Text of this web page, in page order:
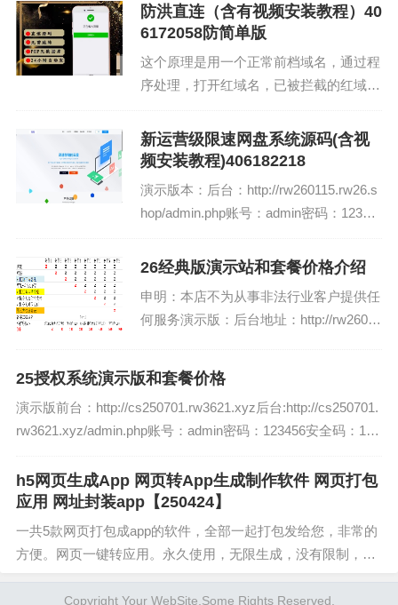
果自负！
4. 本站提供的源码、模板、插件等等其他资源，都不包含
技术服务请大家谅解！
5. 如有链接无法下载、失效或广告，请联系管理员处理！
6. 本站资源赞助只是摆设，本站源码仅提供给会员学习使
用！
7. 如遇到加密压缩包，请使用360解压,如遇到无法解压的
提供任形式的技术支持！
o...
防洪直连（含有视频安装教程）40
6172058防简单版
这个原理是用一个正常前档域名，通过程
序处理，打开红域名，已被拦截的红域
接在微信/00/抖音内打开。无需跳转到浏
览器，也能打开安全中转跳转。无须数据
新运营级限速网盘系统源码(含视
频安装教程)406182218
演示版本：后台：http://rw260115.rw26.s
hop/admin.php账号：admin密码：12345
123456密码：...
26经典版演示站和套餐价格介绍
申明：本店不为从事非法行业客户提供任
何服务演示版：后台地址：http://rw26011
25授权系统演示版和套餐价格
演示版前台：http://cs250701.rw3621.xyz后台:http://cs250701.
rw3621.xyz/admin.php账号：admin密码：123456安全码：123
h5网页生成App 网页转App生成制作软件 网页打包
应用 网址封装app【250424】
一共5款网页打包成app的软件，全部一起打包发给您，非常的
方便。网页一键转应用。永久使用，无限生成，没有限制，无
名，app版本号。安卓...
Copyright Your WebSite.Some Rights Reserved.